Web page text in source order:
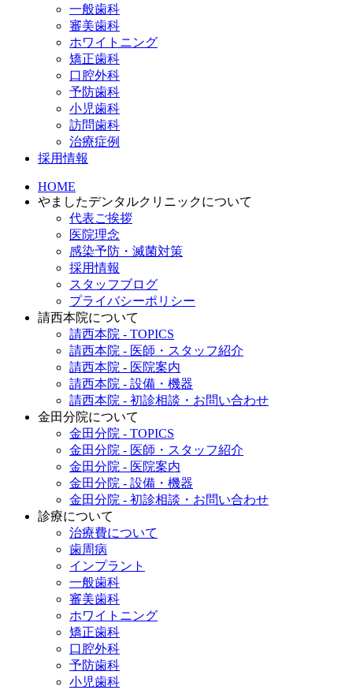
一般歯科
審美歯科
ホワイトニング
矯正歯科
口腔外科
予防歯科
小児歯科
訪問歯科
治療症例
採用情報
HOME
やましたデンタルクリニックについて
代表ご挨拶
医院理念
感染予防・滅菌対策
採用情報
スタッフブログ
プライバシーポリシー
請西本院について
請西本院 - TOPICS
請西本院 - 医師・スタッフ紹介
請西本院 - 医院案内
請西本院 - 設備・機器
請西本院 - 初診相談・お問い合わせ
金田分院について
金田分院 - TOPICS
金田分院 - 医師・スタッフ紹介
金田分院 - 医院案内
金田分院 - 設備・機器
金田分院 - 初診相談・お問い合わせ
診療について
治療費について
歯周病
インプラント
一般歯科
審美歯科
ホワイトニング
矯正歯科
口腔外科
予防歯科
小児歯科